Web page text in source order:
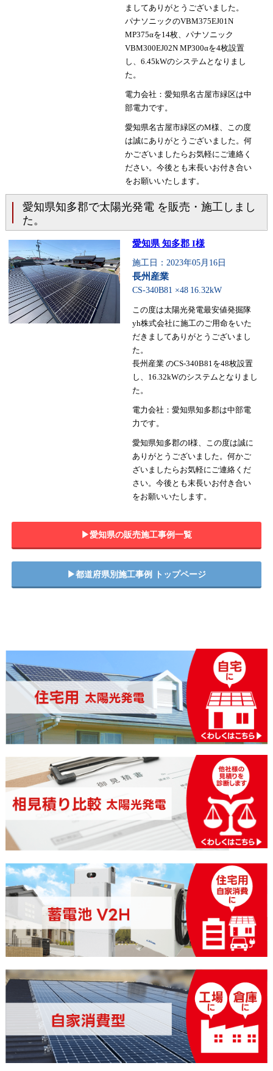
ましてありがとうございました。
パナソニックのVBM375EJ01N
MP375αを14枚、パナソニック
VBM300EJ02N MP300αを4枚設置
し、6.45kWのシステムとなりまし
た。
電力会社：愛知県名古屋市緑区は中
部電力です。
愛知県名古屋市緑区のM様、この度
は誠にありがとうございました。何
かございましたらお気軽にご連絡く
ださい。今後とも末長いお付き合い
をお願いいたします。
愛知県知多郡で太陽光発電 を販売・施工しまし
た。
愛知県 知多郡 I様
施工日：2023年05月16日
長州産業
CS-340B81 ×48 16.32kW
この度は太陽光発電最安値発掘隊
yh株式会社に施工のご用命をいた
だきましてありがとうございまし
た。
長州産業 のCS-340B81を48枚設置
し、16.32kWのシステムとなりまし
た。
電力会社：愛知県知多郡は中部電
力です。
愛知県知多郡のI様、この度は誠に
ありがとうございました。何かご
ざいましたらお気軽にご連絡くだ
さい。今後とも末長いお付き合い
をお願いいたします。
▶︎愛知県の販売施工事例一覧
▶︎都道府県別施工事例 トップページ